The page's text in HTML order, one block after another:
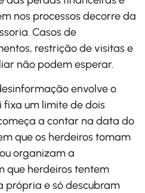
nos processos decorre da
Casos de
restrição de visitas e
não podem esperar.
envolve o
fixa um limite de dois
a contar na data do
que os herdeiros tomam
organizam a
que herdeiros tentem
própria e só descubram